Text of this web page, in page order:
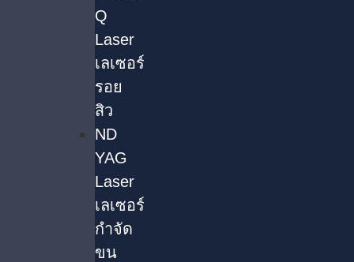
Q
Laser
เลเซอร์
รอย
สิว
ND
YAG
Laser
เลเซอร์
กำจัด
ขน